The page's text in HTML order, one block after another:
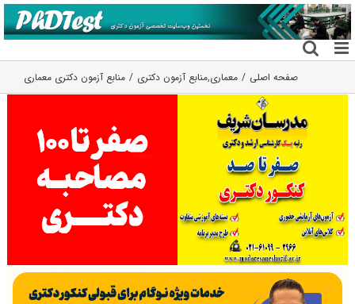
رفتن
به
محتوا
صفحه اصلی معماری,منابع آزمون دکتری منابع آزمون دکتری معماری